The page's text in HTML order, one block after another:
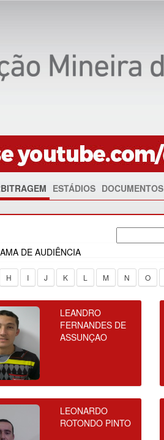
ESTÁDIOS DOCUMENTOS
DE AUDIÊNCIA
H I J K L M N O
LEANDRO
FERNANDES DE
ASSUNÇAO
LEONARDO
ROTONDO PINTO